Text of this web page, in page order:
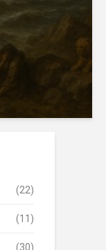
(22)
(11)
(30)